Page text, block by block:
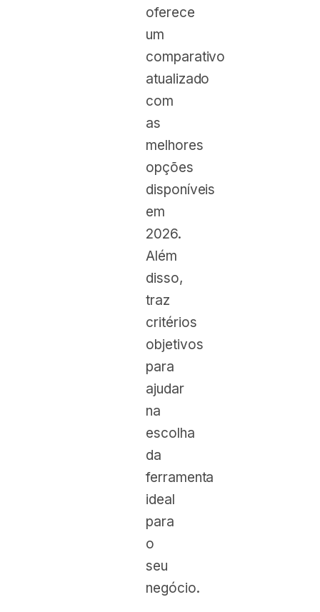
oferece
um
comparativo
atualizado
com
as
melhores
opções
disponíveis
em
2026.
Além
disso,
traz
critérios
objetivos
para
ajudar
na
escolha
da
ferramenta
ideal
para
o
seu
negócio.